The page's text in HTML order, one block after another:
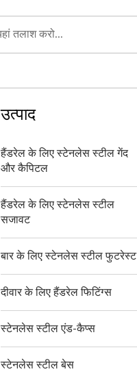
उत्पाद
हैंडरेल के लिए स्टेनलेस स्टील गेंद
और कैपिटल
हैंडरेल के लिए स्टेनलेस स्टील
सजावट
बार के लिए स्टेनलेस स्टील फुटरेस्ट
दीवार के लिए हैंडरेल फिटिंग्स
स्टेनलेस स्टील एंड-कैप्स
स्टेनलेस स्टील बेस